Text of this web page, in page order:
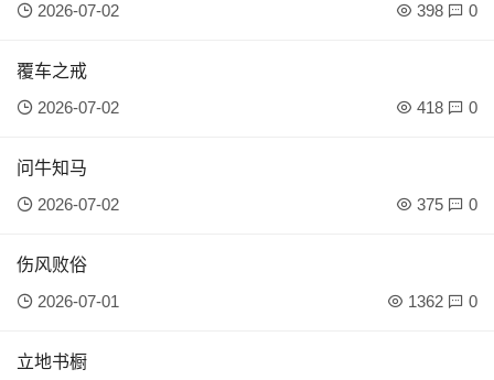
2026-07-02
398 0
覆车之戒
2026-07-02
418 0
问牛知马
2026-07-02
375 0
伤风败俗
2026-07-01
1362 0
立地书橱